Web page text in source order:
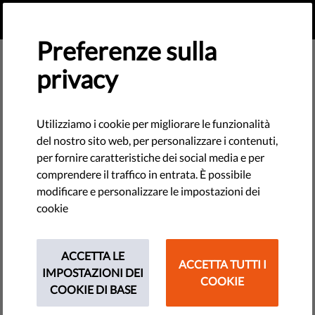
The requested page does not exist.
Please go to home page by clicking the button
Preferenze sulla
privacy
Utilizziamo i cookie per migliorare le funzionalità
del nostro sito web, per personalizzare i contenuti,
per fornire caratteristiche dei social media e per
comprendere il traffico in entrata. È possibile
modificare e personalizzare le impostazioni dei
cookie
ACCETTA LE
IMPOSTAZIONI DEI
COOKIE DI BASE
ACCETTA TUTTI I
COOKIE